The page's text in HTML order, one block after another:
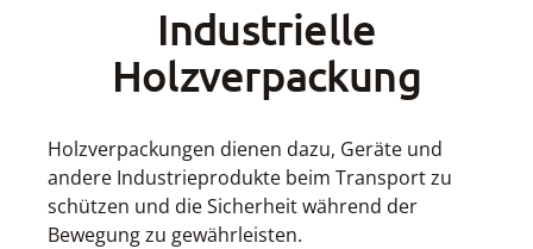
Industrielle
Holzverpackung
Holzverpackungen dienen dazu, Geräte und
andere Industrieprodukte beim Transport zu
schützen und die Sicherheit während der
Bewegung zu gewährleisten.